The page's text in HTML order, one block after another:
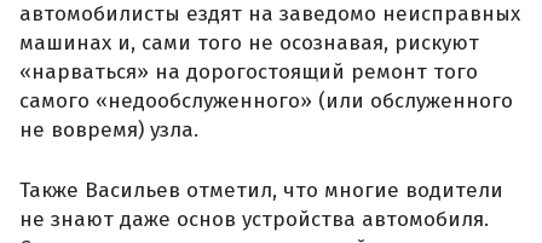
автомобилисты ездят на заведомо неисправных
машинах и, сами того не осознавая, рискуют
«нарваться» на дорогостоящий ремонт того
самого «недообслуженного» (или обслуженного
не вовремя) узла.
Также Васильев отметил, что многие водители
не знают даже основ устройства автомобиля.